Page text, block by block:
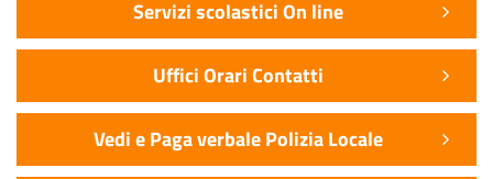
Servizi scolastici On line
Uffici Orari Contatti
Vedi e Paga verbale Polizia Locale